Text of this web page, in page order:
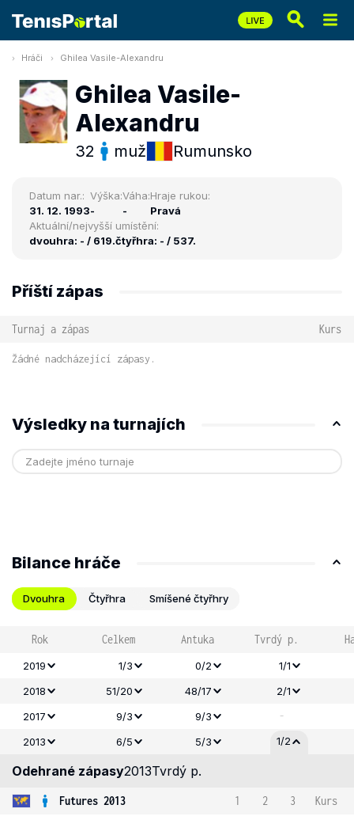
Hráči Ghilea Vasile-Alexandru
Ghilea Vasile-
Alexandru
32 muž Rumunsko
Datum nar.:
31. 12. 1993
Výška:
-
Váha:
-
Hraje rukou:
Pravá
Aktuální/nejvyšší umístění:
dvouhra: - / 619.čtyřhra: - / 537.
Příští zápas
Turnaj a zápas Kurs
Žádné nadcházející zápasy.
Výsledky na turnajích
Bilance hráče
Dvouhra Čtyřhra Smíšené čtyřhry
Rok Celkem Antuka Tvrdý p.
2019 1/3 0/2
1/1
2018
51/20 48/17
2/1
2017
9/3 9/3 -
2013 6/5 5/3 1/2
Odehrané zápasy2013Tvrdý p.
Futures 2013 1 2 3
Kurs